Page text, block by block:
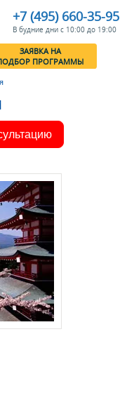
+7 (495) 660-35-95
В будние дни с 10:00 до 19:00
ЗАЯВКА НА
ПОДБОР ПРОГРАММЫ